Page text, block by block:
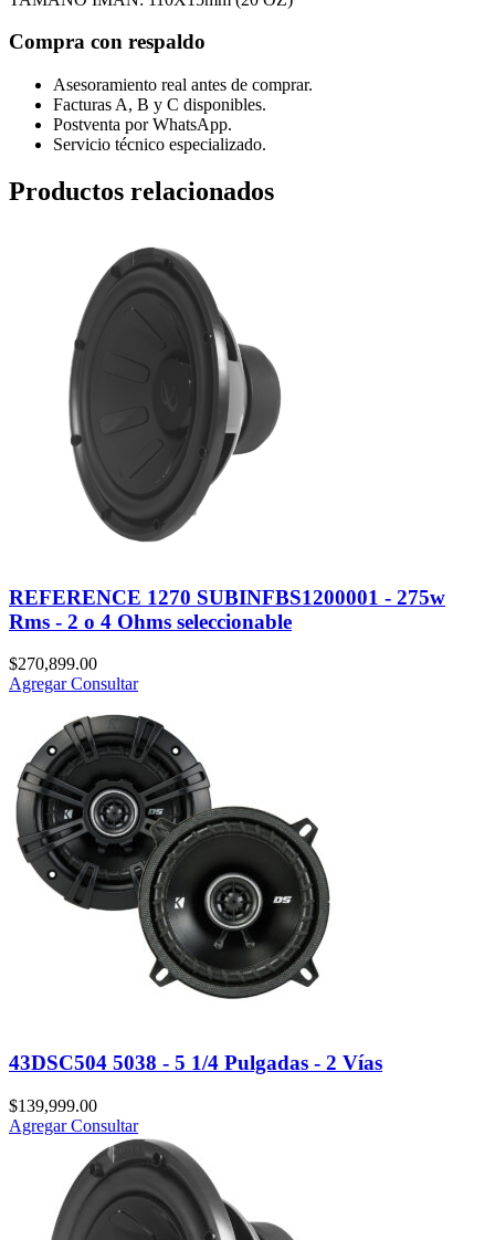
Compra con respaldo
Asesoramiento real antes de comprar.
Facturas A, B y C disponibles.
Postventa por WhatsApp.
Servicio técnico especializado.
Productos relacionados
REFERENCE 1270 SUBINFBS1200001 - 275w
Rms - 2 o 4 Ohms seleccionable
$270,899.00
AgregarConsultar
43DSC504 5038 - 5 1/4 Pulgadas - 2 Vías
$139,999.00
AgregarConsultar